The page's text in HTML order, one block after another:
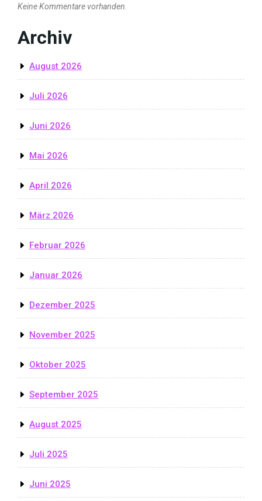
Keine Kommentare vorhanden.
Archiv
August 2026
Juli 2026
Juni 2026
Mai 2026
April 2026
März 2026
Februar 2026
Januar 2026
Dezember 2025
November 2025
Oktober 2025
September 2025
August 2025
Juli 2025
Juni 2025